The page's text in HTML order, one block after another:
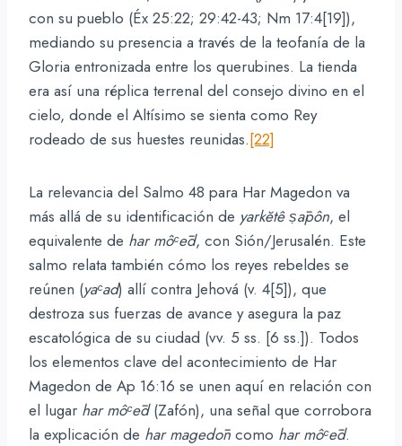
con su pueblo (Éx 25:22; 29:42-43; Nm 17:4[19]),
mediando su presencia a través de la teofanía de la
Gloria entronizada entre los querubines. La tienda
era así una réplica terrenal del consejo divino en el
cielo, donde el Altísimo se sienta como Rey
rodeado de sus huestes reunidas.[22]
La relevancia del Salmo 48 para Har Magedon va
más allá de su identificación de yarkĕtê ṣāpôn, el
equivalente de har môᶜēd, con Sión/Jerusalén. Este
salmo relata también cómo los reyes rebeldes se
reúnen (yaᶜad) allí contra Jehová (v. 4[5]), que
destroza sus fuerzas de avance y asegura la paz
escatológica de su ciudad (vv. 5 ss. [6 ss.]). Todos
los elementos clave del acontecimiento de Har
Magedon de Ap 16:16 se unen aquí en relación con
el lugar har môᶜēd(Zafón), una señal que corrobora
la explicación de har magedōn como har môᶜēd.